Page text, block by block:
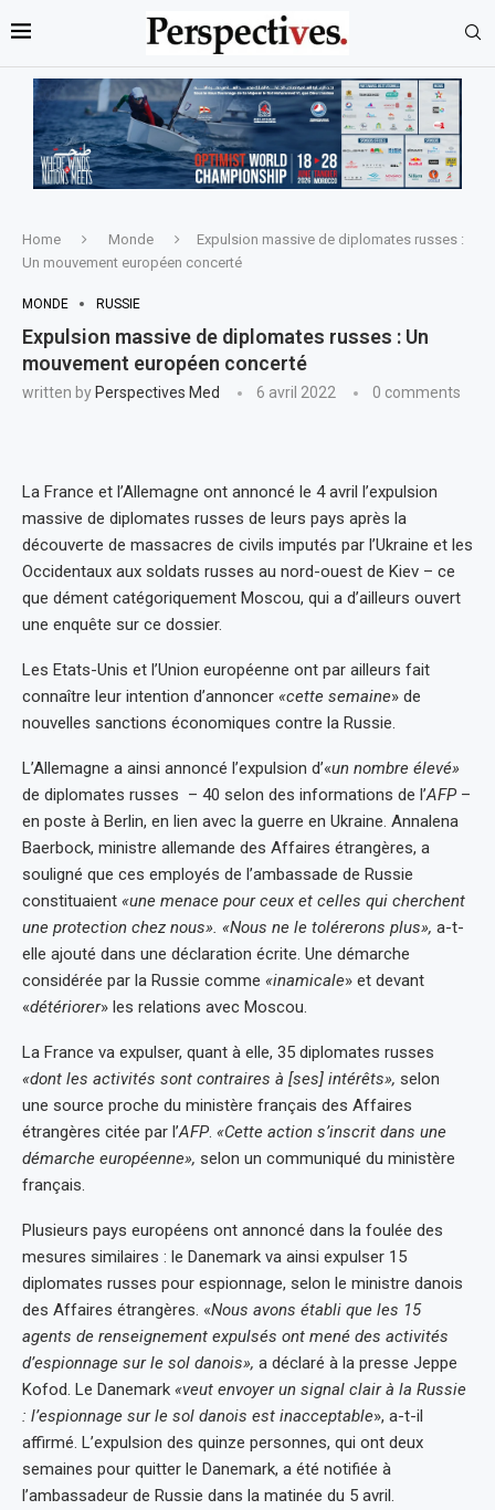
Home Monde
Expulsion massive de diplomates russes :
Un mouvement européen concerté
MONDE RUSSIE
Expulsion massive de diplomates russes : Un
mouvement européen concerté
written by Perspectives Med 6 avril 2022 0 comments
La France et l’Allemagne ont annoncé le 4 avril l’expulsion
massive de diplomates russes de leurs pays après la
découverte de massacres de civils imputés par l’Ukraine et les
Occidentaux aux soldats russes au nord-ouest de Kiev – ce
que dément catégoriquement Moscou, qui a d’ailleurs ouvert
une enquête sur ce dossier.
Les Etats-Unis et l’Union européenne ont par ailleurs fait
connaître leur intention d’annoncer «cette semaine» de
nouvelles sanctions économiques contre la Russie.
L’Allemagne a ainsi annoncé l’expulsion d’«un nombre élevé»
de diplomates russes – 40 selon des informations de l’AFP–
en poste à Berlin, en lien avec la guerre en Ukraine. Annalena
Baerbock, ministre allemande des Affaires étrangères, a
souligné que ces employés de l’ambassade de Russie
constituaient «une menace pour ceux et celles qui cherchent
une protection chez nous». «Nous ne le tolérerons plus», a-t-
elle ajouté dans une déclaration écrite. Une démarche
considérée par la Russie comme «inamicale» et devant
«détériorer» les relations avec Moscou.
La France va expulser, quant à elle, 35 diplomates russes
«dont les activités sont contraires à [ses] intérêts», selon
une source proche du ministère français des Affaires
étrangères citée par l’AFP. «Cette action s’inscrit dans une
démarche européenne», selon un communiqué du ministère
français.
Plusieurs pays européens ont annoncé dans la foulée des
mesures similaires : le Danemark va ainsi expulser 15
diplomates russes pour espionnage, selon le ministre danois
des Affaires étrangères. «Nous avons établi que les 15
agents de renseignement expulsés ont mené des activités
d’espionnage sur le sol danois», a déclaré à la presse Jeppe
Kofod. Le Danemark «veut envoyer un signal clair à la Russie
: l’espionnage sur le sol danois est inacceptable», a-t-il
affirmé. L’expulsion des quinze personnes, qui ont deux
semaines pour quitter le Danemark, a été notifiée à
l’ambassadeur de Russie dans la matinée du 5 avril.